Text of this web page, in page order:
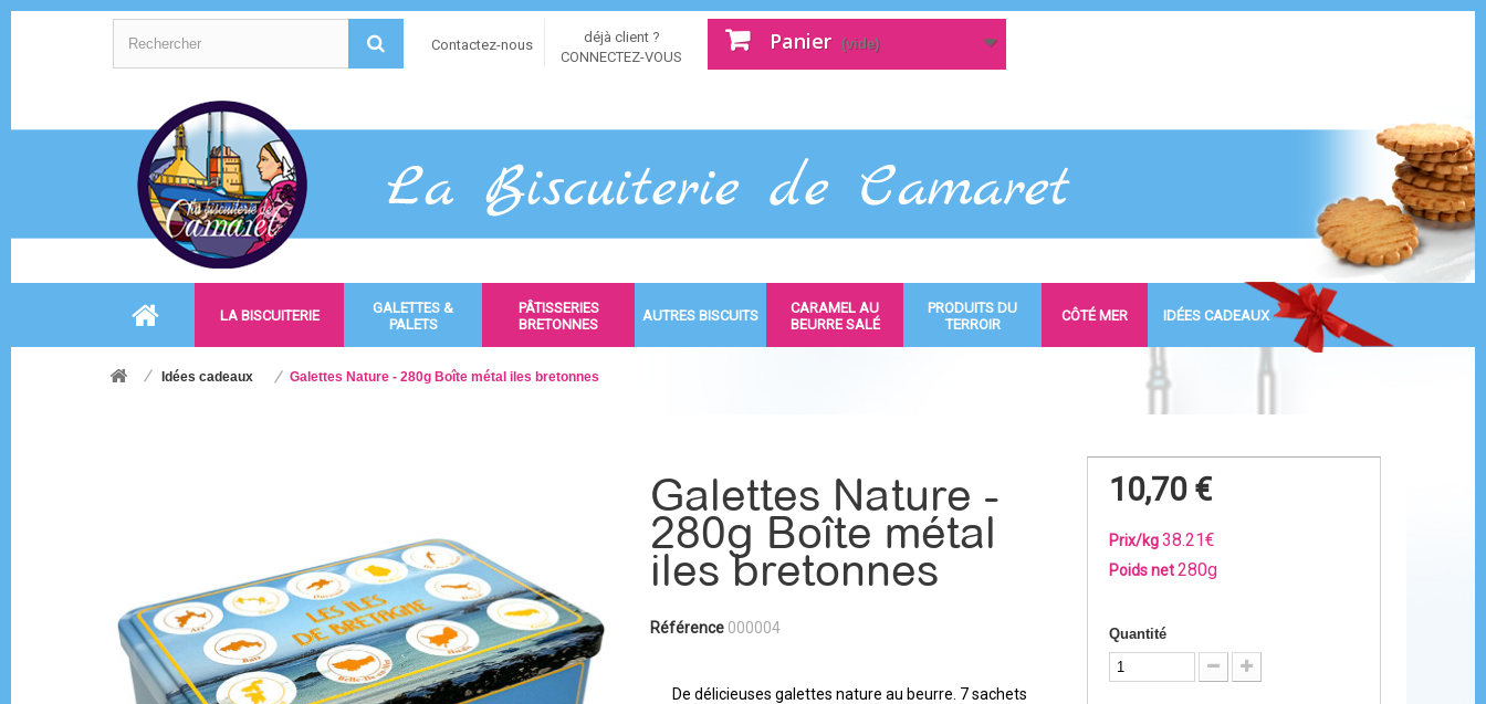
Contactez-nous
déjà client ?
CONNECTEZ-VOUS
Panier (vide)
LA BISCUITERIE
GALETTES &
PALETS
PÂTISSERIES
BRETONNES
AUTRES BISCUITS
CARAMEL AU
BEURRE SALÉ
PRODUITS DU
TERROIR
CÔTÉ MER IDÉES CADEAUX
Idées cadeaux Galettes Nature - 280g Boîte métal iles bretonnes
Galettes Nature -
280g Boîte métal
iles bretonnes
Référence 000004
De délicieuses galettes nature au beurre. 7 sachets
10,70 €
Prix/kg38.21€
Poids net280g
Quantité